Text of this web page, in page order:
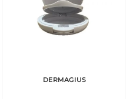
DERMAGIUS